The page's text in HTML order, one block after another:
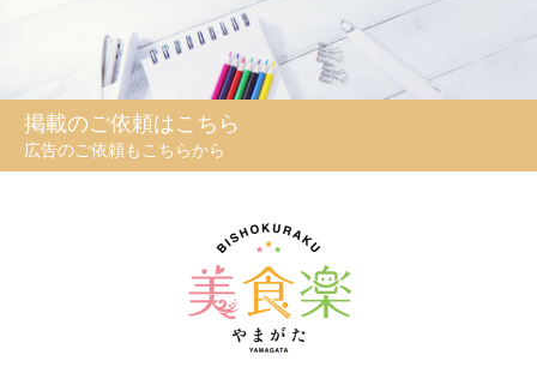
掲載のご依頼はこちら
広告のご依頼もこちらから